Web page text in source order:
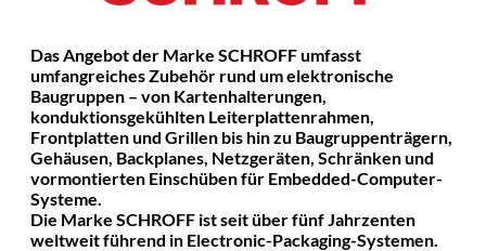
Das Angebot der Marke SCHROFF umfasst
umfangreiches Zubehör rund um elektronische
Baugruppen – von Kartenhalterungen,
konduktionsgekühlten Leiterplattenrahmen,
Frontplatten und Grillen bis hin zu Baugruppenträgern,
Gehäusen, Backplanes, Netzgeräten, Schränken und
vormontierten Einschüben für Embedded-Computer-
Systeme.
Die Marke SCHROFF ist seit über fünf Jahrzenten
weltweit führend in Electronic-Packaging-Systemen.